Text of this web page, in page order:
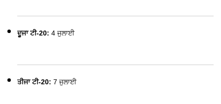
ਦੂਜਾ ਟੀ-20: 4 ਜੁਲਾਈ
ਤੀਜਾ ਟੀ-20: 7 ਜੁਲਾਈ